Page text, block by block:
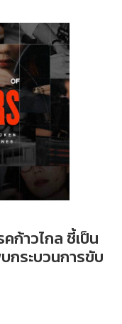
ก้าวไกล ชี้เป็น
ระบวนการขับ